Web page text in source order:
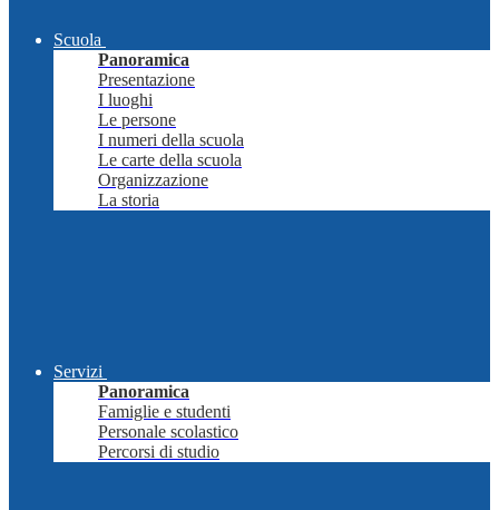
Scuola
Panoramica
Presentazione
I luoghi
Le persone
I numeri della scuola
Le carte della scuola
Organizzazione
La storia
Servizi
Panoramica
Famiglie e studenti
Personale scolastico
Percorsi di studio